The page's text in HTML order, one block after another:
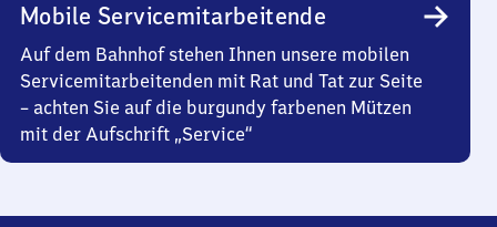
Mobile Servicemitarbeitende
Auf dem Bahnhof stehen Ihnen unsere mobilen
Servicemitarbeitenden mit Rat und Tat zur Seite
– achten Sie auf die burgundy farbenen Mützen
mit der Aufschrift „Service“